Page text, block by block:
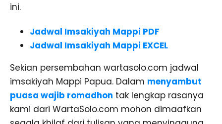
ini.
Jadwal Imsakiyah Mappi PDF
Jadwal Imsakiyah Mappi EXCEL
Sekian persembahan wartasolo.com jadwal
imsakiyah Mappi Papua. Dalam menyambut
puasa wajib romadhon tak lengkap rasanya
kami dari WartaSolo.com mohon dimaafkan